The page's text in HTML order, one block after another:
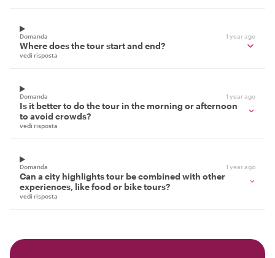
Domanda 1 year ago
Where does the tour start and end?
vedi risposta
Domanda 1 year ago
Is it better to do the tour in the morning or afternoon
to avoid crowds?
vedi risposta
Domanda 1 year ago
Can a city highlights tour be combined with other
experiences, like food or bike tours?
vedi risposta